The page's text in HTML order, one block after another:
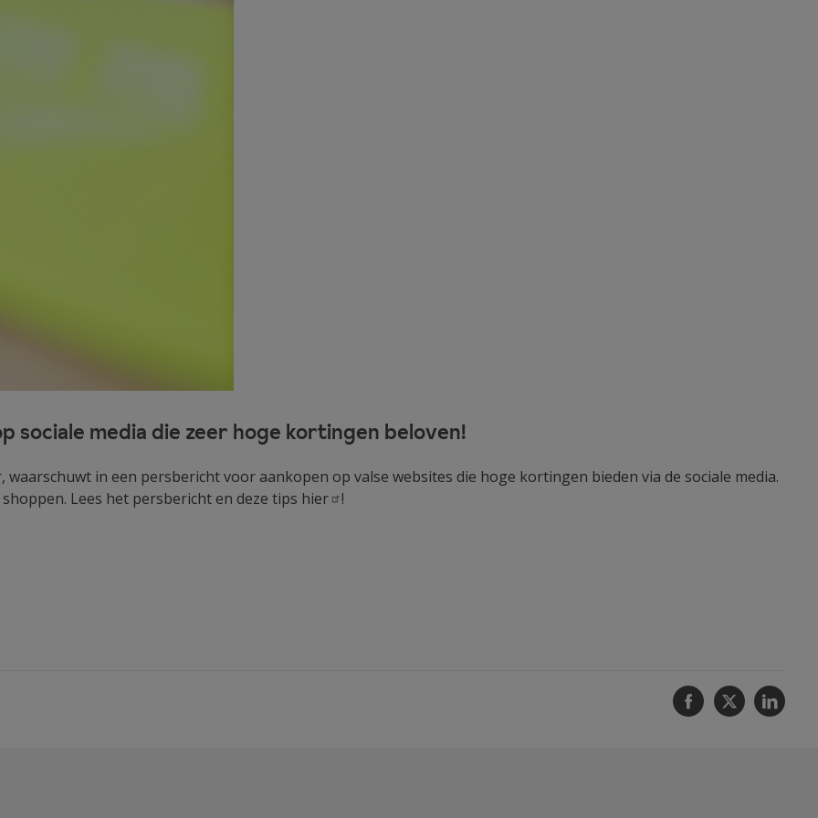
sociale media die zeer hoge kortingen beloven!
in een persbericht voor aankopen op valse websites die hoge kortingen bieden via de sociale media.
Lees het persbericht en deze tips hier !
Facebook
Twitter